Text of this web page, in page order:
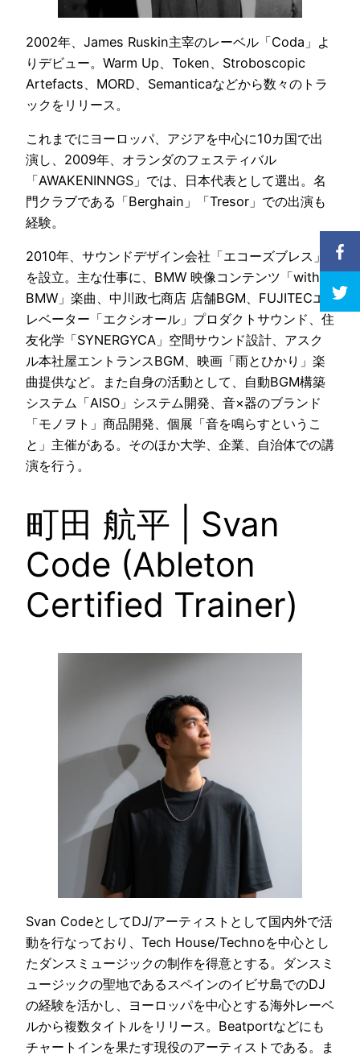
2002年、James Ruskin主宰のレーベル「Coda」よ
りデビュー。Warm Up、Token、Stroboscopic
Artefacts、MORD、Semanticaなどから数々のトラ
ックをリリース。
これまでにヨーロッパ、アジアを中心に10カ国で出
演し、2009年、オランダのフェスティバル
「AWAKENINNGS」では、日本代表として選出。名
門クラブである「Berghain」「Tresor」での出演も
経験。
2010年、サウンドデザイン会社「エコーズブレス」
を設立。主な仕事に、BMW 映像コンテンツ「with
BMW」楽曲、中川政七商店 店舗BGM、FUJITECエ
レベーター「エクシオール」プロダクトサウンド、住
友化学「SYNERGYCA」空間サウンド設計、アスク
ル本社屋エントランスBGM、映画「雨とひかり」楽
曲提供など。また自身の活動として、自動BGM構築
システム「AISO」システム開発、音×器のブランド
「モノヲト」商品開発、個展「音を鳴らすというこ
と」主催がある。そのほか大学、企業、自治体での講
演を行う。
町田 航平 | Svan
Code (Ableton
Certified Trainer)
Svan CodeとしてDJ/アーティストとして国内外で活
動を行なっており、Tech House/Technoを中心とし
たダンスミュージックの制作を得意とする。ダンスミ
ュージックの聖地であるスペインのイビサ島でのDJ
の経験を活かし、ヨーロッパを中心とする海外レーベ
ルから複数タイトルをリリース。Beatportなどにも
チャートインを果たす現役のアーティストである。ま